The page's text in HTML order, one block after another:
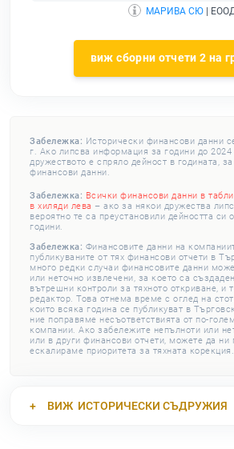
МАРИВА СЮ |
виж сборни отчети 2 на
Забележка: Исторически финансови данни
г. Ако липсва информация за години до 2024
дружеството е спряло дейност в годината,
финансови данни.
Забележка: Всички финансови данни в
в хиляди лева – ако за някои дружества
вероятно те са преустановили дейността си
години.
Забележка: Финансовите данни на
публикуваните от тях финансови отчети в
много редки случаи финансовите данни
или неточно извлечени, за което са
вътрешни контроли за тяхното откриване, и
редактор. Това отнема време с оглед на
които всяка година се публикуват в
ние поправяме несъответствията от по-
компании. Ако забележите непълноти или
или в други финансови отчети, можете да ни
ескалираме приоритета за тяхната корекция.
ВИЖ ИСТОРИЧЕСКИ СЪДРУЖИЯ